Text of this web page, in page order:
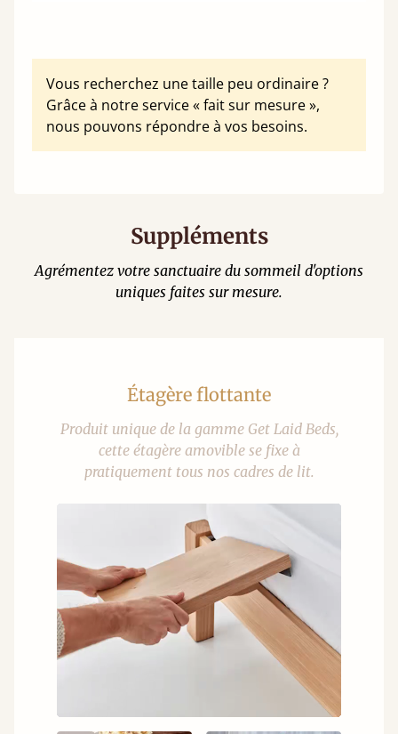
Vous recherchez une taille peu ordinaire ?
Grâce à notre service « fait sur mesure »,
nous pouvons répondre à vos besoins.
Suppléments
Agrémentez votre sanctuaire du sommeil d'options
uniques faites sur mesure.
Étagère flottante
Produit unique de la gamme Get Laid Beds,
cette étagère amovible se fixe à
pratiquement tous nos cadres de lit.